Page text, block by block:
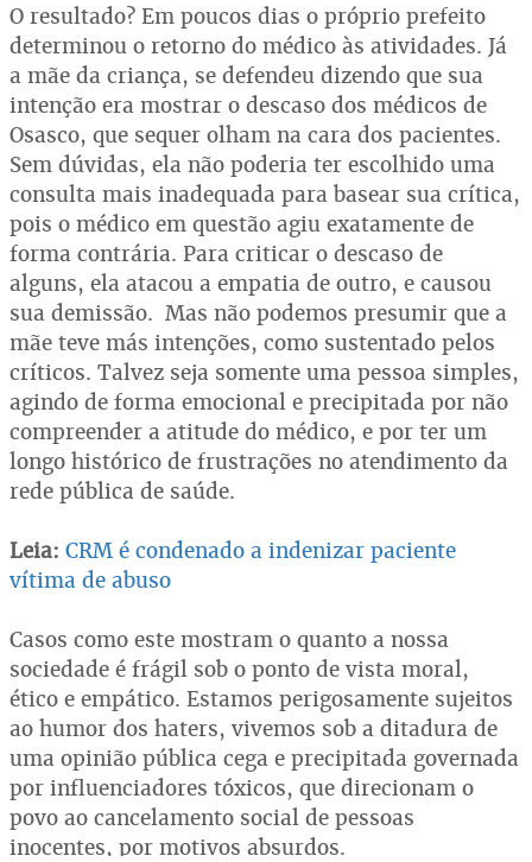
O resultado? Em poucos dias o próprio prefeito
determinou o retorno do médico às atividades. Já
a mãe da criança, se defendeu dizendo que sua
intenção era mostrar o descaso dos médicos de
Osasco, que sequer olham na cara dos pacientes.
Sem dúvidas, ela não poderia ter escolhido uma
consulta mais inadequada para basear sua crítica,
pois o médico em questão agiu exatamente de
forma contrária. Para criticar o descaso de
alguns, ela atacou a empatia de outro, e causou
sua demissão. Mas não podemos presumir que a
mãe teve más intenções, como sustentado pelos
críticos. Talvez seja somente uma pessoa simples,
agindo de forma emocional e precipitada por não
compreender a atitude do médico, e por ter um
longo histórico de frustrações no atendimento da
rede pública de saúde.
Leia: CRM é condenado a indenizar paciente
vítima de abuso
Casos como este mostram o quanto a nossa
sociedade é frágil sob o ponto de vista moral,
ético e empático. Estamos perigosamente sujeitos
ao humor dos haters, vivemos sob a ditadura de
uma opinião pública cega e precipitada governada
por influenciadores tóxicos, que direcionam o
povo ao cancelamento social de pessoas
inocentes, por motivos absurdos.